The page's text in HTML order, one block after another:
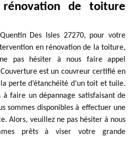
de toiture
Des Isles 27270, pour votre
en rénovation de la toiture,
pas hésiter à nous faire appel
est un couvreur certifié en
perte d’étanchéité d’un toit et tuile.
à faire un dépannage satisfaisant de
sommes disponibles à effectuer une
Alors, veuillez ne pas hésiter à nous
prêts à viser votre grande